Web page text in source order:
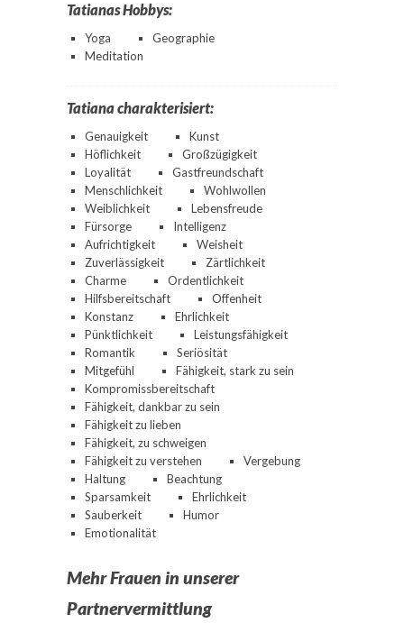
Tatianas Hobbys:
Yoga
Geographie
Meditation
Tatiana charakterisiert:
Genauigkeit
Kunst
Höflichkeit
Großzügigkeit
Loyalität
Gastfreundschaft
Menschlichkeit
Wohlwollen
Weiblichkeit
Lebensfreude
Fürsorge
Intelligenz
Aufrichtigkeit
Weisheit
Zuverlässigkeit
Zärtlichkeit
Charme
Ordentlichkeit
Hilfsbereitschaft
Offenheit
Konstanz
Ehrlichkeit
Pünktlichkeit
Leistungsfähigkeit
Romantik
Seriösität
Mitgefühl
Fähigkeit, stark zu sein
Kompromissbereitschaft
Fähigkeit, dankbar zu sein
Fähigkeit zu lieben
Fähigkeit, zu schweigen
Fähigkeit zu verstehen
Vergebung
Haltung
Beachtung
Sparsamkeit
Ehrlichkeit
Sauberkeit
Humor
Emotionalität
Mehr Frauen in unserer
Partnervermittlung